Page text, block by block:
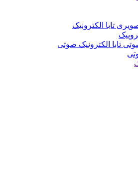
تابا الکترونیک
تابا الکترونیک صوتی